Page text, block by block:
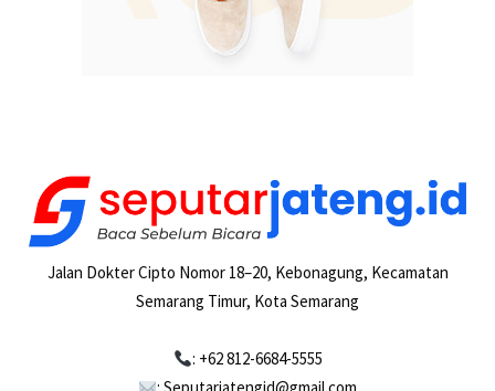
Jalan Dokter Cipto Nomor 18–20, Kebonagung, Kecamatan
Semarang Timur, Kota Semarang
: +62 812-6684-5555